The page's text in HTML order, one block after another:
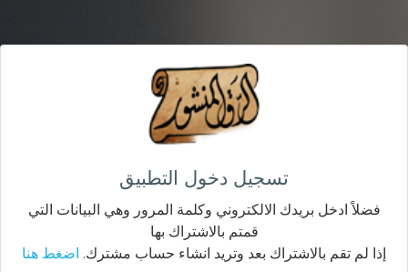
تسجيل دخول التطبيق
فضلاً ادخل بريدك الالكتروني وكلمة المرور وهي البيانات التي
قمتم بالاشتراك بها
إذا لم تقم بالاشتراك بعد وتريد انشاء حساب مشترك. اضغط هنا